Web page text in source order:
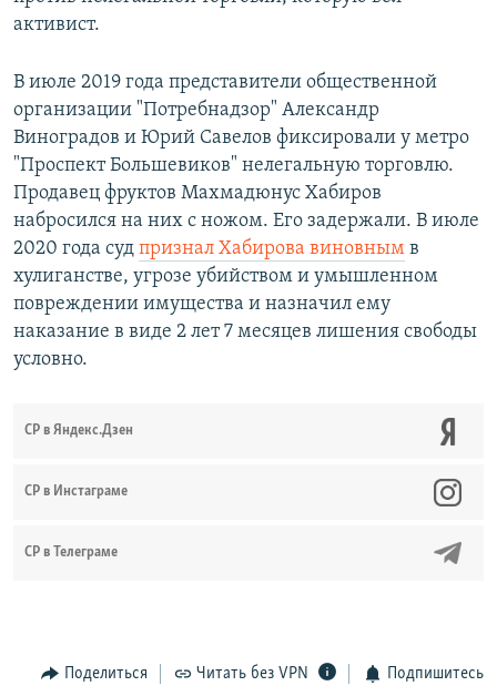
активист.
В июле 2019 года представители общественной
организации "Потребнадзор" Александр
Виноградов и Юрий Савелов фиксировали у метро
"Проспект Большевиков" нелегальную торговлю.
Продавец фруктов Махмадюнус Хабиров
набросился на них с ножом. Его задержали. В июле
2020 года суд признал Хабирова виновным в
хулиганстве, угрозе убийством и умышленном
повреждении имущества и назначил ему
наказание в виде 2 лет 7 месяцев лишения свободы
условно.
СР в Яндекс.Дзен
CР в Инстаграме
СР в Телеграме
Поделиться Читать без VPN Подпишитесь